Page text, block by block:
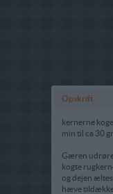
Opskrift
kernerne
min til ca 30
Gæren
kogte
og dejen
hæve